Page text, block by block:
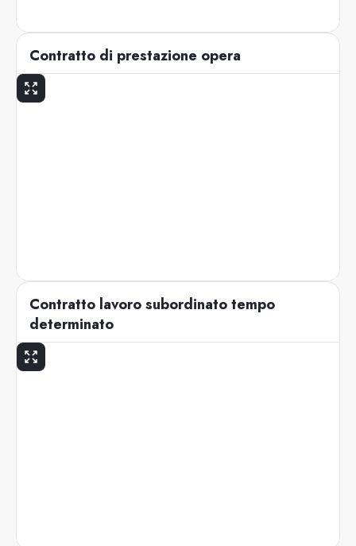
Contratto di prestazione opera
Contratto lavoro subordinato tempo
determinato